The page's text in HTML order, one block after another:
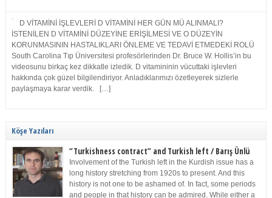
D VİTAMİNİ İŞLEVLERİ D VİTAMİNİ HER GÜN MÜ ALINMALI?
İSTENİLEN D VİTAMİNİ DÜZEYİNE ERİŞİLMESİ VE O DÜZEYİN
KORUNMASININ HASTALIKLARI ÖNLEME VE TEDAVİ ETMEDEKİ ROLÜ
South Carolina Tıp Üniversitesi profesörlerinden Dr. Bruce W. Hollis’in bu
videosunu birkaç kez dikkatle izledik. D vitamininin vücuttaki işlevleri
hakkında çok güzel bilgilendiriyor. Anladıklarımızı özetleyerek sizlerle
paylaşmaya karar verdik. […]
Köşe Yazıları
“Turkishness contract” and Turkish left / Barış Ünlü
Involvement of the Turkish left in the Kurdish issue has a
long history stretching from 1920s to present. And this
history is not one to be ashamed of. In fact, some periods
and people in that history can be admired. While either a